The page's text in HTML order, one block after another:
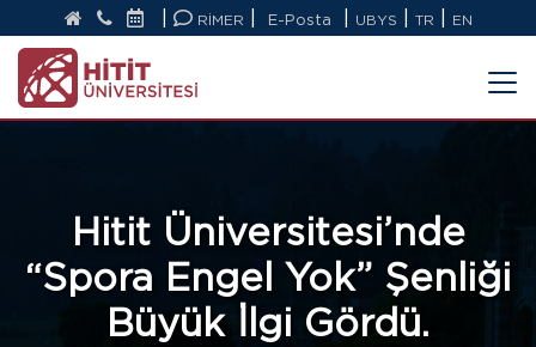
RİMER E-Posta UBYS TR EN
Hitit Üniversitesi’nde
“Spora Engel Yok” Şenliği
Büyük İlgi Gördü.